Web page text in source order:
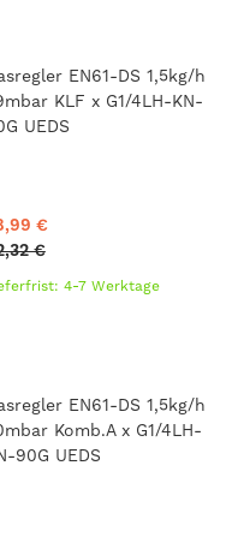
EN61-DS 1,5kg/h
KLF x G1/4LH-KN-
UEDS
€
€
4-7 Werktage
EN61-DS 1,5kg/h
Komb.A x G1/4LH-
90G UEDS